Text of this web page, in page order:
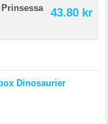
43.80 kr
Dinosaurier